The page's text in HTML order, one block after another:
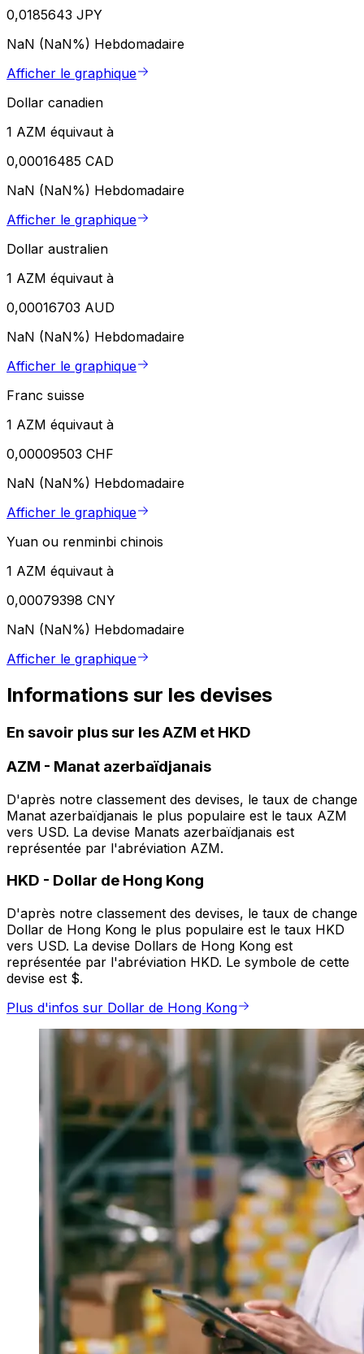
0,0185643 JPY
NaN (NaN%) Hebdomadaire
Afficher le graphique
Dollar canadien
1 AZM équivaut à
0,00016485 CAD
NaN (NaN%) Hebdomadaire
Afficher le graphique
Dollar australien
1 AZM équivaut à
0,00016703 AUD
NaN (NaN%) Hebdomadaire
Afficher le graphique
Franc suisse
1 AZM équivaut à
0,00009503 CHF
NaN (NaN%) Hebdomadaire
Afficher le graphique
Yuan ou renminbi chinois
1 AZM équivaut à
0,00079398 CNY
NaN (NaN%) Hebdomadaire
Afficher le graphique
Informations sur les devises
En savoir plus sur les AZM et HKD
AZM - Manat azerbaïdjanais
D'après notre classement des devises, le taux de change
Manat azerbaïdjanais le plus populaire est le taux AZM
vers USD. La devise Manats azerbaïdjanais est
représentée par l'abréviation AZM.
HKD - Dollar de Hong Kong
D'après notre classement des devises, le taux de change
Dollar de Hong Kong le plus populaire est le taux HKD
vers USD. La devise Dollars de Hong Kong est
représentée par l'abréviation HKD. Le symbole de cette
devise est $.
Plus d'infos sur Dollar de Hong Kong